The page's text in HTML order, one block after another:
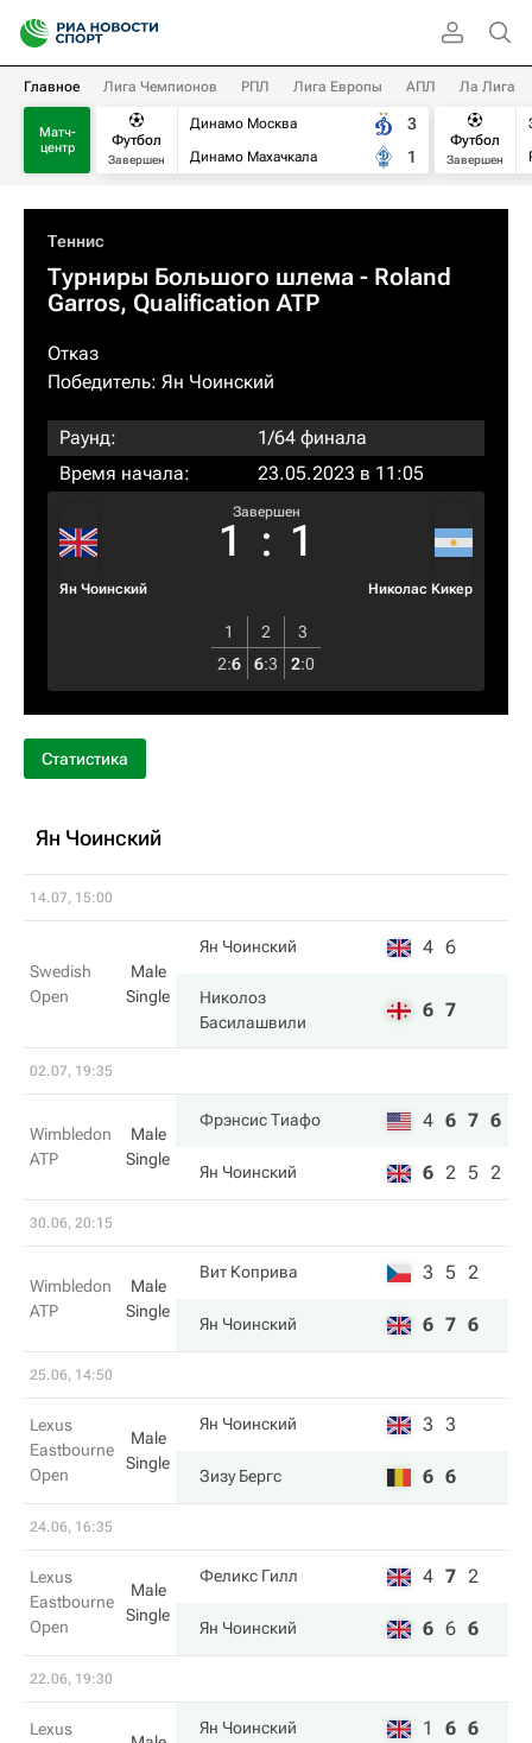
Главное Лига Чемпионов РПЛ Лига Европы АПЛ Ла Лига
Матч-
центр
Футбол
Завершен
Динамо Москва
Динамо Махачкала
3
1
Футбол
Завершен
Теннис
Турниры Большого шлема - Roland
Garros, Qualification ATP
Отказ
Победитель: Ян Чоинский
Раунд:
1/64 финала
Время начала:
23.05.2023 в 11:05
Ян Чоинский
Завершен
1 : 1
Николас Кикер
1 2
3
2:6 6:3 2:0
Статистика
Ян Чоинский
14.07, 15:00
Swedish
Open
Male
Single
Ян Чоинский 4 6
Николоз
Басилашвили
6 7
02.07, 19:35
Wimbledon
ATP
Male
Single
Фрэнсис Тиафо 4 6 7 6
Ян Чоинский 6 2 5 2
30.06, 20:15
Wimbledon
ATP
Male
Single
Вит Коприва 3 5 2
Ян Чоинский 6 7 6
25.06, 14:50
Lexus
Eastbourne
Open
Male
Single
Ян Чоинский 3 3
Зизу Бергс 6 6
24.06, 16:35
Lexus
Eastbourne
Open
Male
Single
Феликс Гилл 4 7 2
Ян Чоинский 6 6 6
22.06, 19:30
Lexus
Ян Чоинский 1 6 6